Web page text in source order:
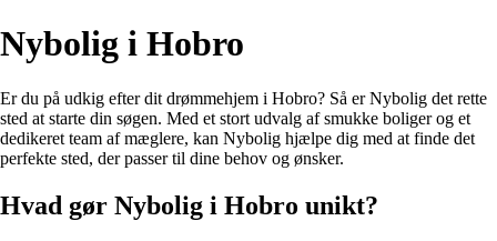
Nybolig i Hobro
Er du på udkig efter dit drømmehjem i Hobro? Så er Nybolig det rette
sted at starte din søgen. Med et stort udvalg af smukke boliger og et
dedikeret team af mæglere, kan Nybolig hjælpe dig med at finde det
perfekte sted, der passer til dine behov og ønsker.
Hvad gør Nybolig i Hobro unikt?